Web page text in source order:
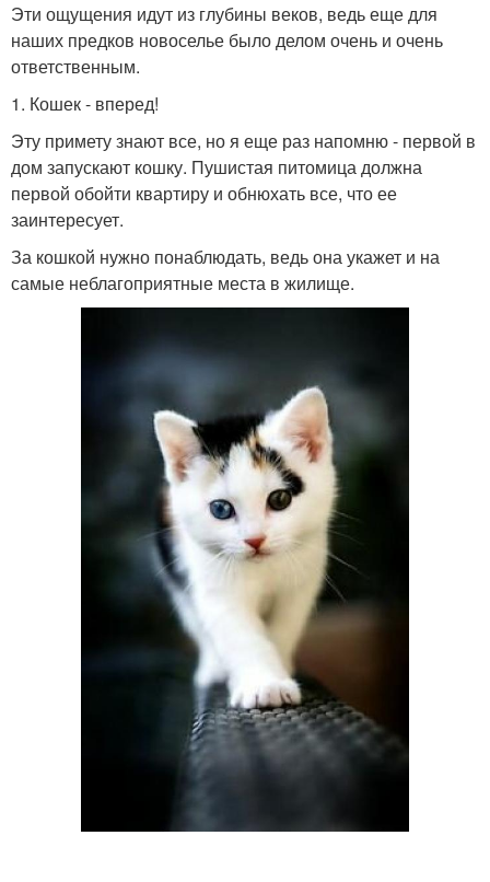
Эти ощущения идут из глубины веков, ведь еще для
наших предков новоселье было делом очень и очень
ответственным.
1. Кошек - вперед!
Эту примету знают все, но я еще раз напомню - первой в
дом запускают кошку. Пушистая питомица должна
первой обойти квартиру и обнюхать все, что ее
заинтересует.
За кошкой нужно понаблюдать, ведь она укажет и на
самые неблагоприятные места в жилище.